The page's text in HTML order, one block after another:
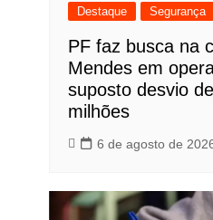
Destaque Segurança
PF faz busca na
Mendes em
suposto desvio
milhões
6 de agosto de